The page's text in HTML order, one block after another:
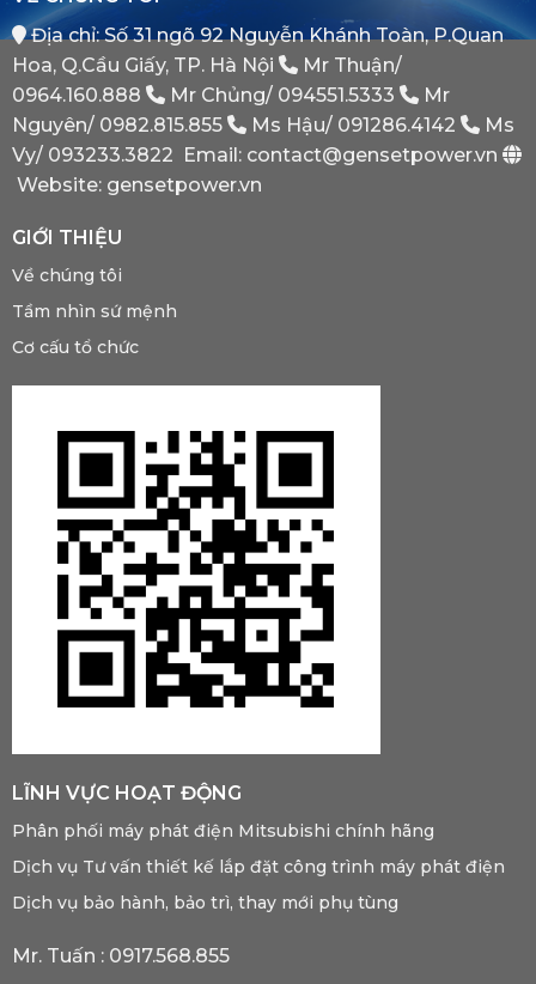
Phát
Dự
Phòng
Bắt
Phải
Có?
Địa chỉ: Số 31 ngõ 92 Nguyễn Khánh Toàn, P.Quan
Hoa, Q.Cầu Giấy, TP. Hà Nội
Mr Thuận/
0964.160.888
Mr Chủng/ 094551.5333
Mr
Nguyên/ 0982.815.855 Ms Hậu/ 091286.4142
Ms
Vy/ 093233.3822 Email: contact@gensetpower.vn
Website: gensetpower.vn
GIỚI THIỆU
Về chúng tôi
Tầm nhìn sứ mệnh
Cơ cấu tổ chức
LĨNH VỰC HOẠT ĐỘNG
Phân phối máy phát điện Mitsubishi chính hãng
Dịch vụ Tư vấn thiết kế lắp đặt công trình máy phát điện
Dịch vụ bảo hành, bảo trì, thay mới phụ tùng
Mr. Tuấn : 0917.568.855